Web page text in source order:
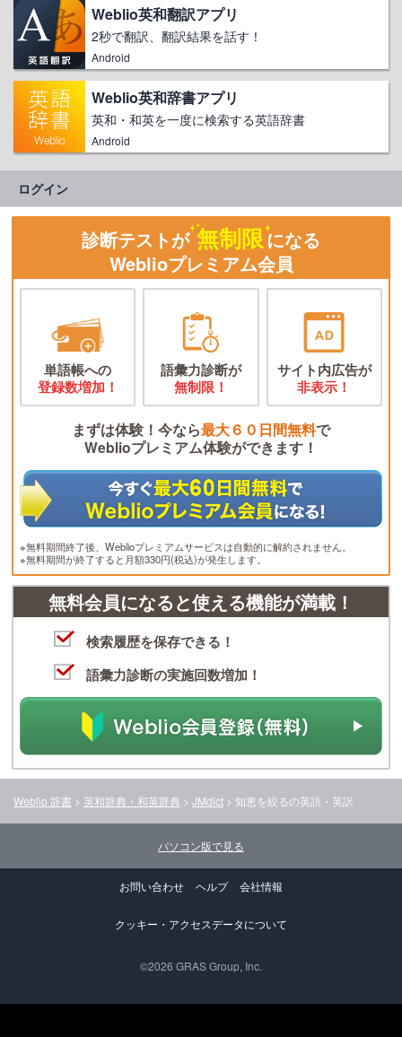
Weblio英和翻訳アプリ
2秒で翻訳、翻訳結果を話す！
Android
Weblio英和辞書アプリ
英和・和英を一度に検索する英語辞書
Android
ログイン
診断テストが 無制限になる
Weblioプレミアム会員
単語帳への
登録数増加！
語彙力診断が
無制限！
サイト内広告が
非表示！
まずは体験！今なら最大６０日間無料で
Weblioプレミアム体験ができます！
※無料期間終了後、Weblioプレミアムサービスは自動的に解約されません。
※無料期間が終了すると月額330円(税込)が発生します。
無料会員になると使える機能が満載！
検索履歴を保存できる！
語彙力診断の実施回数増加！
Weblio 辞書 > 英和辞典・和英辞典 > JMdict > 知恵を絞るの英語・英訳
パソコン版で見る
お問い合わせ ヘルプ 会社情報
クッキー・アクセスデータについて
©2026 GRAS Group, Inc.